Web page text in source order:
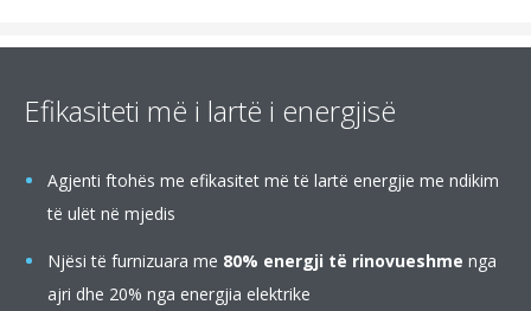
Efikasiteti më i lartë i energjisë
Agjenti ftohës me efikasitet më të lartë energjie me ndikim
të ulët në mjedis
Njësi të furnizuara me 80% energji të rinovueshme nga
ajri dhe 20% nga energjia elektrike